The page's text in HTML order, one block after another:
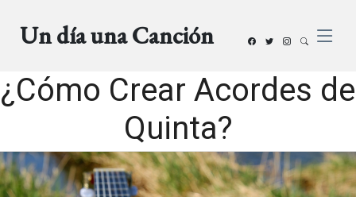
Un día una Canción
¿Cómo Crear Acordes de
Quinta?